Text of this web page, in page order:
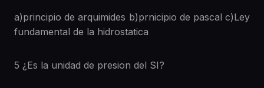
a)principio de arquimides b)prnicipio de pascal c)Ley
fundamental de la hidrostatica
5 ¿Es la unidad de presion del SI?